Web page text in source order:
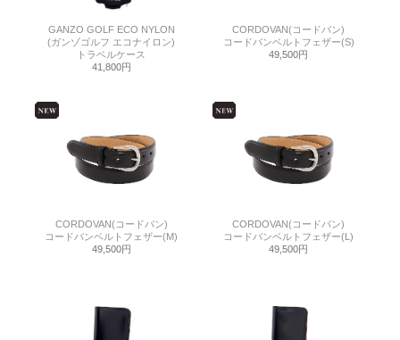
GANZO GOLF ECO NYLON
(ガンゾゴルフ エコナイロン)
トラベルケース
41,800円
CORDOVAN(コードバン)
コードバンベルトフェザー(S)
49,500円
CORDOVAN(コードバン)
コードバンベルトフェザー(M)
49,500円
CORDOVAN(コードバン)
コードバンベルトフェザー(L)
49,500円